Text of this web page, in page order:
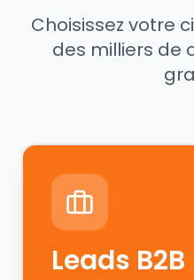
Choisissez votre
des milliers de
Leads B2B